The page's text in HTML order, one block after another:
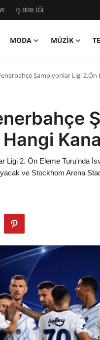
İŞ BİRLİĞİ
MODA MÜZİK
Şampiyonlar Ligi 2.Ön
Hangi
Ligi 2. Ön Eleme Turu'nda
ve Stockhom Arena